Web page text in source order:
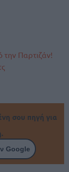
Παρτιζάν!
σου πηγή για
Google